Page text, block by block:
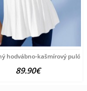
Création
hodvábno-kašmírový
89.90€